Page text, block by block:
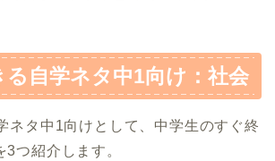
る自学ネタ中1向け：社会
ネタ中1向けとして、中学生のすぐ終
つ紹介します。